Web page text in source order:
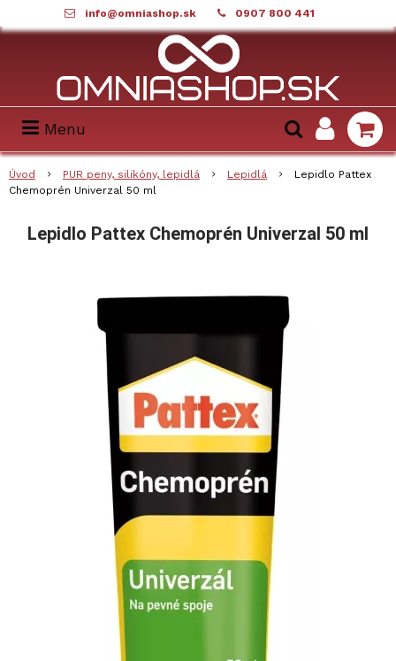
info@omniashop.sk 0907 800 441
Menu
Úvod PUR peny, silikóny, lepidlá Lepidlá
Lepidlo Pattex
Chemoprén Univerzal 50 ml
Lepidlo Pattex Chemoprén Univerzal 50 ml